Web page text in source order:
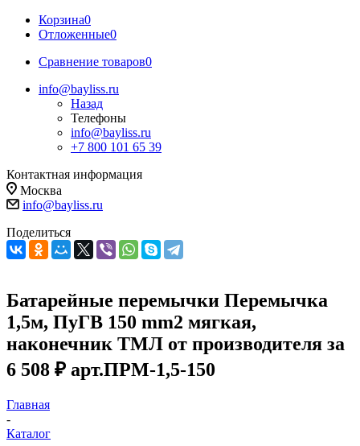
Корзина0
Отложенные0
Сравнение товаров0
info@bayliss.ru
Назад
Телефоны
info@bayliss.ru
+7 800 101 65 39
Контактная информация
Москва
info@bayliss.ru
Поделиться
Батарейные перемычки Перемычка
1,5м, ПуГВ 150 mm2 мягкая,
наконечник ТМЛ от производителя за
6 508 ₽ арт.ПРМ-1,5-150
Главная
-
Каталог